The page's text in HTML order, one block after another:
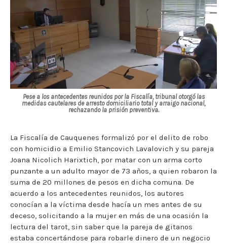
Pese a los antecedentes reunidos por la Fiscalía, tribunal otorgó las
medidas cautelares de arresto domiciliario total y arraigo nacional,
rechazando la prisión preventiva.
La Fiscalía de Cauquenes formalizó por el delito de robo
con homicidio a Emilio Stancovich Lavalovich y su pareja
Joana Nicolich Harixtich, por matar con un arma corto
punzante a un adulto mayor de 73 años, a quien robaron la
suma de 20 millones de pesos en dicha comuna. De
acuerdo a los antecedentes reunidos, los autores
conocían a la víctima desde hacía un mes antes de su
deceso, solicitando a la mujer en más de una ocasión la
lectura del tarot, sin saber que la pareja de gitanos
estaba concertándose para robarle dinero de un negocio